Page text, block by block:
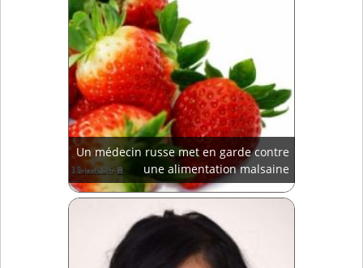
Un médecin russe met en garde contre
une alimentation malsaine